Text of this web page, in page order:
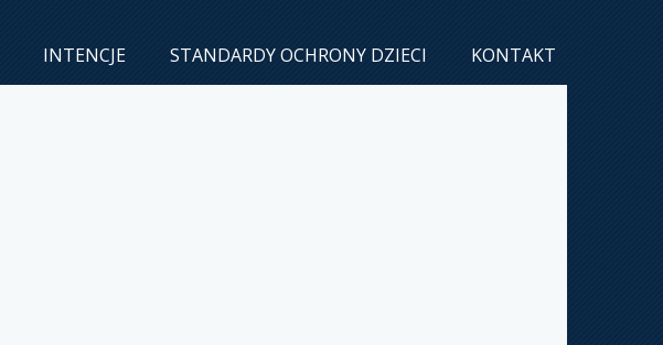
INTENCJE STANDARDY OCHRONY DZIECI KONTAKT